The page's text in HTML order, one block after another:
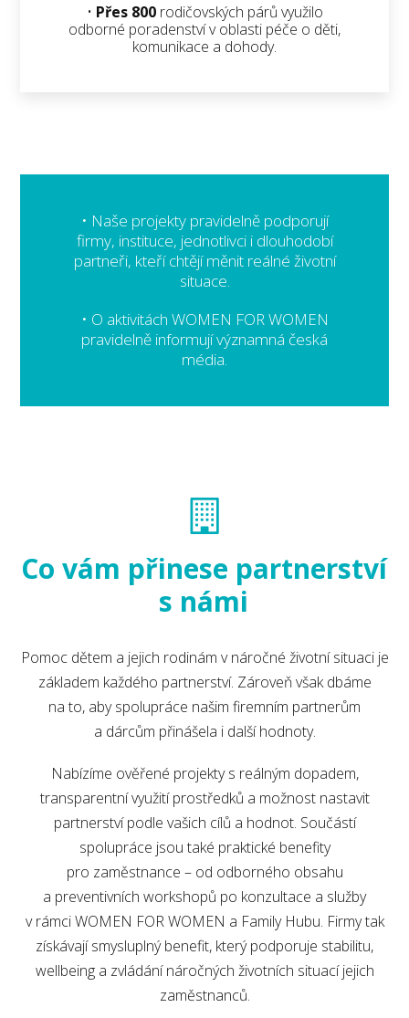
• Přes 800rodičovských párů využilo
odborné poradenství v oblasti péče o děti,
komunikace a dohody.
• Naše projekty pravidelně podporují
firmy, instituce, jednotlivci i dlouhodobí
partneři, kteří chtějí měnit reálné životní
situace.
• O aktivitách WOMEN FOR WOMEN
pravidelně informují významná česká
média.
Co vám přinese partnerství
s námi
Pomoc dětem a jejich rodinám v náročné životní situaci je
základem každého partnerství. Zároveň však dbáme
na to, aby spolupráce našim firemním partnerům
a dárcům přinášela i další hodnoty.
Nabízíme ověřené projekty s reálným dopadem,
transparentní využití prostředků a možnost nastavit
partnerství podle vašich cílů a hodnot. Součástí
spolupráce jsou také praktické benefity
pro zaměstnance – od odborného obsahu
a preventivních workshopů po konzultace a služby
v rámci WOMEN FOR WOMEN a Family Hubu. Firmy tak
získávají smysluplný benefit, který podporuje stabilitu,
wellbeing a zvládání náročných životních situací jejich
zaměstnanců.